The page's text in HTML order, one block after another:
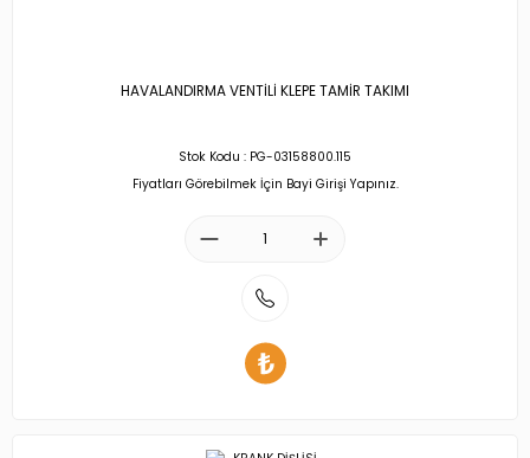
HAVALANDIRMA VENTİLİ KLEPE TAMİR TAKIMI
Stok Kodu : PG-03158800.115
Fiyatları Görebilmek İçin Bayi Girişi Yapınız.